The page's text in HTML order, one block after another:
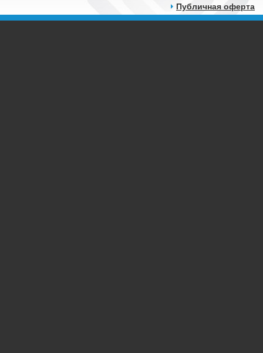
Публичная оферта